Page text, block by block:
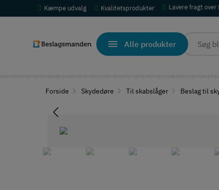
Kæmpe udvalg Kvalitetsprodukter Lavere fragt
Alle produkter
Forside Skydedøre Til skabslåger Beslag til